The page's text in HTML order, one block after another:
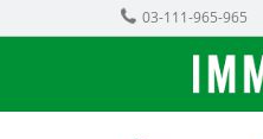
03-111-965-965